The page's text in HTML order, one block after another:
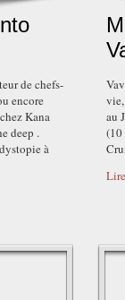
de chefs-
encore
Kana
deep .
à
au
(10